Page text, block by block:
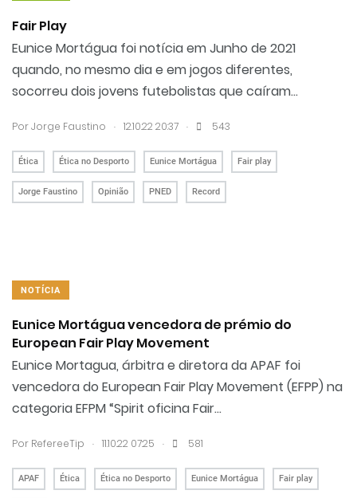
Fair Play
Eunice Mortágua foi notícia em Junho de 2021
quando, no mesmo dia e em jogos diferentes,
socorreu dois jovens futebolistas que caíram...
PorJorge Faustino . 12.10.22 20:37 . 543
Ética Ética no Desporto Eunice Mortágua Fair play
Jorge Faustino Opinião PNED Record
NOTÍCIA
Eunice Mortágua vencedora de prémio do
European Fair Play Movement
Eunice Mortagua, árbitra e diretora da APAF foi
vencedora do European Fair Play Movement (EFPP) na
categoria EFPM “Spirit oficina Fair...
Por RefereeTip . 11.10.22 07:25 . 581
APAF Ética Ética no Desporto Eunice Mortágua Fair play